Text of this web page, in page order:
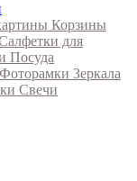
Корзины
для
Посуда
Фоторамки Зеркала
Свечи